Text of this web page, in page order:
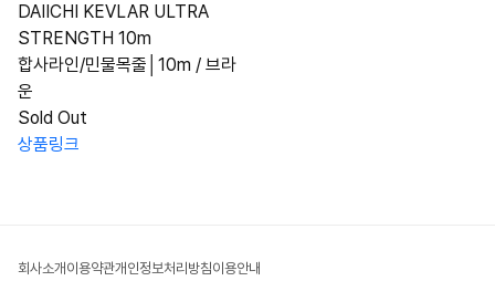
DAIICHI KEVLAR ULTRA
STRENGTH 10m
합사라인/민물목줄│10m / 브라
운
Sold Out
상품링크
회사소개 이용약관개인정보처리방침이용안내